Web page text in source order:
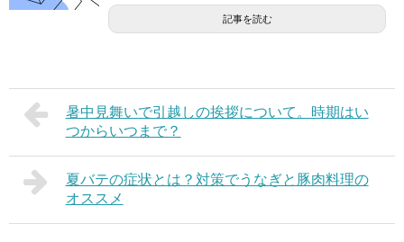
記事を読む
暑中見舞いで引越しの挨拶について。時期はい
つからいつまで？
夏バテの症状とは？対策でうなぎと豚肉料理の
オススメ